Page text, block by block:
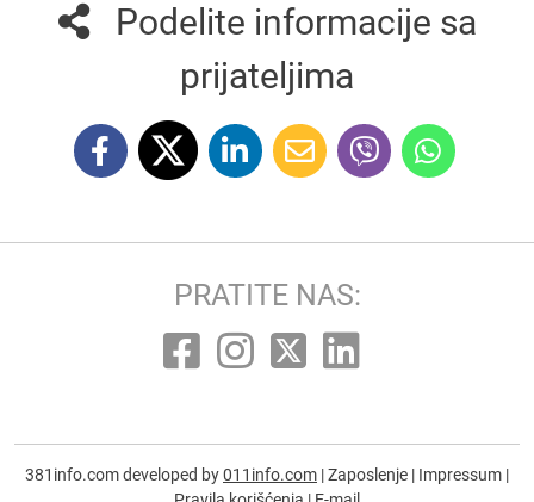
Podelite informacije sa
prijateljima
PRATITE NAS:
381info.com developed by011info.com |Zaposlenje | Impressum |